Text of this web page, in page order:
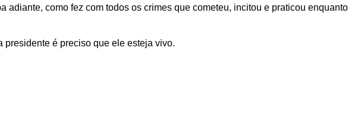
como fez com todos os crimes que cometeu, incitou e praticou enquanto
presidente é preciso que ele esteja vivo.